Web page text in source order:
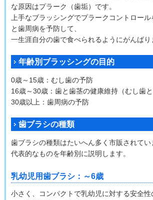
な原因はプラーク（歯垢）です。
上手なブラッシングでプラークコントロー
と歯周病を予防して、
一生涯自分の歯で食べられるようにがんばり
年齢別ブラッシングの目的
0歳～15歳：むし歯の予防
16歳～30歳：歯と歯茎の健康維持（むし歯と
30歳以上：歯周病の予防
歯ブラシの種類
歯ブラシの種類はたいへん多く市販されてい
代表的なものを年齢別に説明します。
乳幼児用歯ブラシ：～6歳
小さく、コンパクトで乳幼児に対する安全